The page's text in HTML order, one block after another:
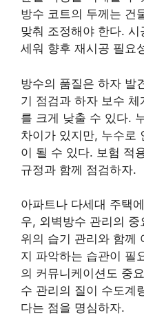
방수 코트의 두께는 건
맞춰 조정해야 한다.
세워 향후 재시공 필요
방수의 품질은 하자 발
기 점검과 하자 보수
를 크게 낮출 수 있다.
차이가 있지만, 누수로
이 될 수 있다. 보험 적
규정과 함께 점검하자.
아파트나 다세대 주택
우, 외벽방수 관리의
위의 습기 관리와 함께
지 파악하는 습관이 필
의 커뮤니케이션도 중
수 관리의 질이 수도계
다는 점을 명심하자.